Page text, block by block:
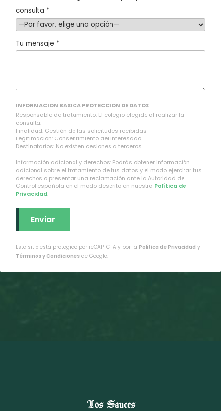
consulta *
Tu mensaje *
INFORMACION BASICA PROTECCION DE DATOS
Responsable de tratamiento: El colegio elegido al realizar la
consulta.
Finalidad: Gestión de las solicitudes recibidas.
Legitimación: Consentimiento del interesado.
Destinatarios: No existen cesiones a terceros.
Información adicional y derechos: Podrás obtener información
adicional sobre el tratamiento de tus datos y el modo ejercitar tus
derechos o presentar una reclamación ante la Autoridad de
Control española en el modo descrito en nuestra Política de
Privacidad.
Este sitio está protegido por reCAPTCHA y por la Política de Privacidad y
Términos y Condiciones de Google.